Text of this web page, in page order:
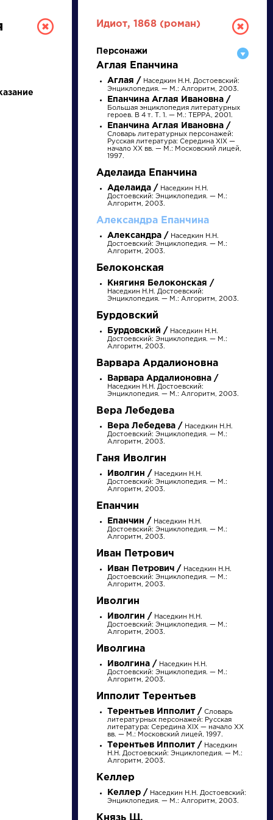
РУССКАЯ
ЛИТЕРАТУРА
ДЛЯ ПРЕЗЕНТАЦИЙ,
УРОКОВ И ЕГЭ
Д Е Ж З И К
писатели
произведения
персонажи
словарь
Найти
аллегория
Розенталь Д.Э.
Практическая
русского языка. М.:
Высшая школа...
Ода на день
восшествия на
Величества
государыни
императрицы
Елисаветы
Ломоносов Михаил
Васильевич »
Идиот, 1868 (роман)
Персонажи
Аглая Епанчина
Аглая / Наседкин Н.Н. Достоевский:
Энциклопедия. — М.: Алгоритм, 2003.
Епанчина Аглая Ивановна /
Большая энциклопедия литературных
героев. В 4 т. Т. 1. — М.: ТЕРРА, 2001.
Епанчина Аглая Ивановна /
Словарь литературных персонажей:
Русская литература: Середина XIX —
начало XX вв. — М.: Московский лицей,
1997.
Аделаида Епанчина
Аделаида / Наседкин Н.Н.
Достоевский: Энциклопедия. — М.:
Алгоритм, 2003.
Александра Епанчина
Александра / Наседкин Н.Н.
Достоевский: Энциклопедия. — М.:
Алгоритм, 2003.
Белоконская
Княгиня Белоконская /
Наседкин Н.Н. Достоевский:
Энциклопедия. — М.: Алгоритм, 2003.
Бурдовский
Бурдовский / Наседкин Н.Н.
Достоевский: Энциклопедия. — М.:
Алгоритм, 2003.
Варвара Ардалионовна
Варвара Ардалионовна /
Наседкин Н.Н. Достоевский:
Энциклопедия. — М.: Алгоритм, 2003.
Вера Лебедева
Вера Лебедева / Наседкин Н.Н.
Достоевский: Энциклопедия. — М.:
Алгоритм, 2003.
Ганя Иволгин
Иволгин / Наседкин Н.Н.
Достоевский: Энциклопедия. — М.:
Алгоритм, 2003.
Епанчин
Епанчин / Наседкин Н.Н.
Достоевский: Энциклопедия. — М.:
Алгоритм, 2003.
Иван Петрович
Иван Петрович / Наседкин Н.Н.
Достоевский: Энциклопедия. — М.:
Алгоритм, 2003.
Иволгин
Иволгин / Наседкин Н.Н.
Достоевский: Энциклопедия. — М.:
Алгоритм, 2003.
Иволгина
Иволгина / Наседкин Н.Н.
Достоевский: Энциклопедия. — М.:
Алгоритм, 2003.
Ипполит Терентьев
Терентьев Ипполит / Словарь
литературных персонажей: Русская
литература: Середина XIX — начало XX
вв. — М.: Московский лицей, 1997.
Терентьев Ипполит / Наседкин
Н.Н. Достоевский: Энциклопедия. — М.:
Алгоритм, 2003.
Келлер
Келлер / Наседкин Н.Н. Достоевский:
Энциклопедия. — М.: Алгоритм, 2003.
Князь Щ.